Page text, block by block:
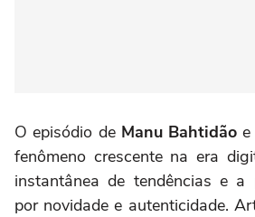
O episódio de Manu Bahtidão e
fenômeno crescente na era
instantânea de tendências e a
por novidade e autenticidade.